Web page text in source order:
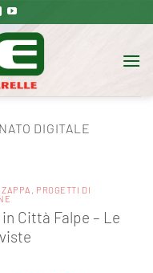
DIGITALE
, PROGETTI DI
Città Falpe – Le